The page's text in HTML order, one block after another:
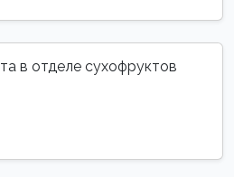
в отделе сухофруктов